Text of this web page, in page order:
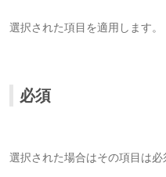
選択された項目を適用します。
必須
選択された場合はその項目は